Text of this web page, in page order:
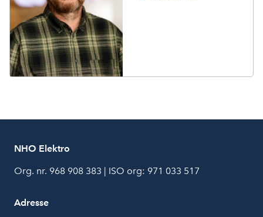
NHO Elektro
Org. nr. 968 908 383 | ISO org: 971 033 517
Adresse